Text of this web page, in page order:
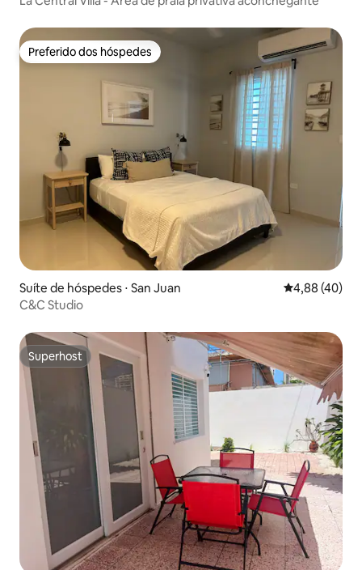
Preferido dos hóspedes
Preferido dos hóspedes
Suíte de hóspedes ⋅ San Juan 4,88 de uma
4,88 (40)
C&C Studio
Superhost
Superhost